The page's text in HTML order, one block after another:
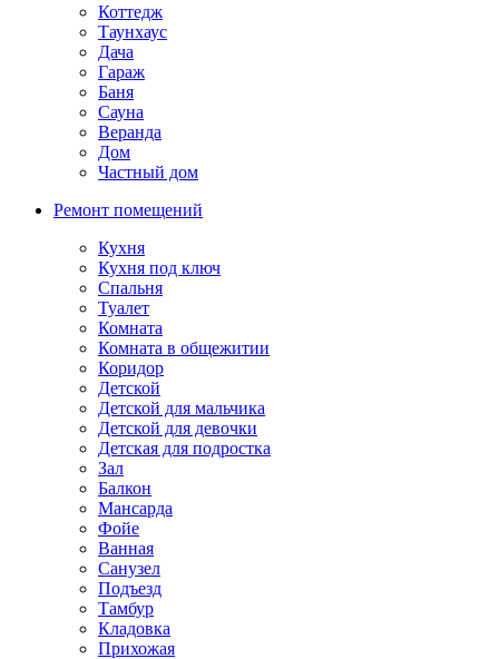
Коттедж
Таунхаус
Дача
Гараж
Баня
Сауна
Веранда
Дом
Частный дом
Ремонт помещений
Кухня
Кухня под ключ
Спальня
Туалет
Комната
Комната в общежитии
Коридор
Детской
Детской для мальчика
Детской для девочки
Детская для подростка
Зал
Балкон
Мансарда
Фойе
Ванная
Санузел
Подъезд
Тамбур
Кладовка
Прихожая